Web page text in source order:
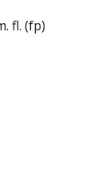
fl. (fp)